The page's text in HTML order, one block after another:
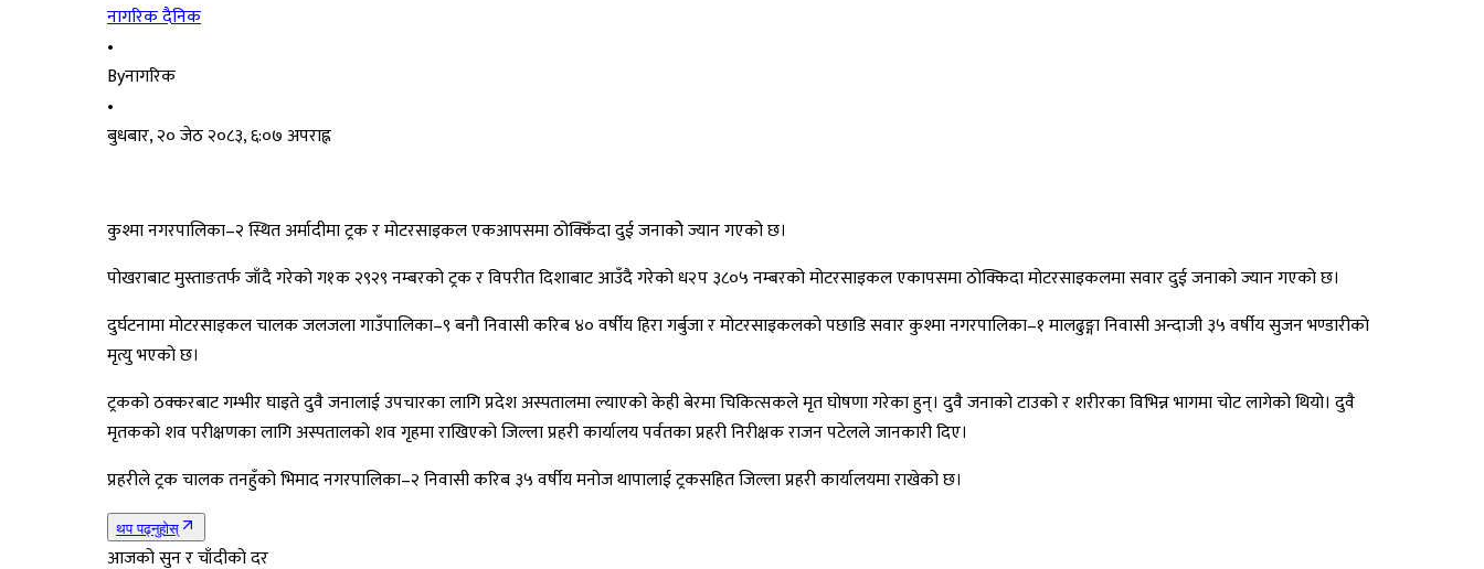
नागरिक दैनिक
•
Byनागरिक
•
बुधबार, २० जेठ २०८३, ६:०७ अपराह्न
कुश्मा नगरपालिका–२ स्थित अर्मादीमा ट्रक र मोटरसाइकल एकआपसमा ठोक्किँदा दुई जनाकोे ज्यान गएको छ।
पोखराबाट मुस्ताङतर्फ जाँदै गरेको ग१क २९२९ नम्बरको ट्रक र विपरीत दिशाबाट आउँदै गरेको ध२प ३८०५ नम्बरको मोटरसाइकल एकापसमा ठोक्किदा मोटरसाइकलमा सवार दुई जनाको ज्यान गएको छ।
दुर्घटनामा मोटरसाइकल चालक जलजला गाउँपालिका–९ बनौ निवासी करिब ४० वर्षीय हिरा गर्बुजा र मोटरसाइकलको पछाडि सवार कुश्मा नगरपालिका–१ मालढुङ्गा निवासी अन्दाजी ३५ वर्षीय सुजन भण्डारीको
मृत्यु भएको छ।
ट्रकको ठक्करबाट गम्भीर घाइते दुवै जनालाई उपचारका लागि प्रदेश अस्पतालमा ल्याएको केही बेरमा चिकित्सकले मृत घोषणा गरेका हुन्। दुवै जनाको टाउको र शरीरका विभिन्न भागमा चोट लागेको थियो। दुवै
मृतकको शव परीक्षणका लागि अस्पतालको शव गृहमा राखिएको जिल्ला प्रहरी कार्यालय पर्वतका प्रहरी निरीक्षक राजन पटेलले जानकारी दिए।
प्रहरीले ट्रक चालक तनहुँको भिमाद नगरपालिका–२ निवासी करिब ३५ वर्षीय मनोज थापालाई ट्रकसहित जिल्ला प्रहरी कार्यालयमा राखेको छ।
थप पढ्नुहोस्
आजको सुन र चाँदीको दर